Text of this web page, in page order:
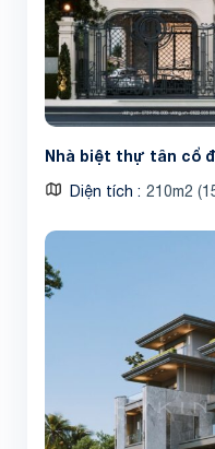
Nhà biệt thự tân cổ
Diện tích 210m2